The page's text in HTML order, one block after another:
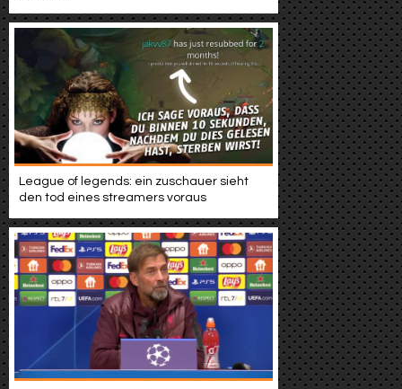
League of legends: ein zuschauer sieht
den tod eines streamers voraus